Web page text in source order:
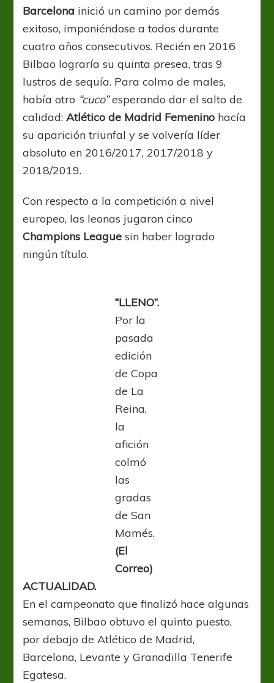
Barcelona inició un camino por demás
exitoso, imponiéndose a todos durante
cuatro años consecutivos. Recién en 2016
Bilbao lograría su quinta presea, tras 9
lustros de sequía. Para colmo de males,
había otro “cuco”esperando dar el salto de
calidad: Atlético de Madrid Femenino hacía
su aparición triunfal y se volvería líder
absoluto en 2016/2017, 2017/2018 y
2018/2019.
Con respecto a la competición a nivel
europeo, las leonas jugaron cinco
Champions Leaguesin haber logrado
ningún título.
“LLENO”.
Por la
pasada
edición
de Copa
de La
Reina,
la
afición
colmó
las
gradas
de San
Mamés.
(El
Correo)
ACTUALIDAD.
En el campeonato que finalizó hace algunas
semanas, Bilbao obtuvo el quinto puesto,
por debajo de Atlético de Madrid,
Barcelona, Levante y Granadilla Tenerife
Egatesa.